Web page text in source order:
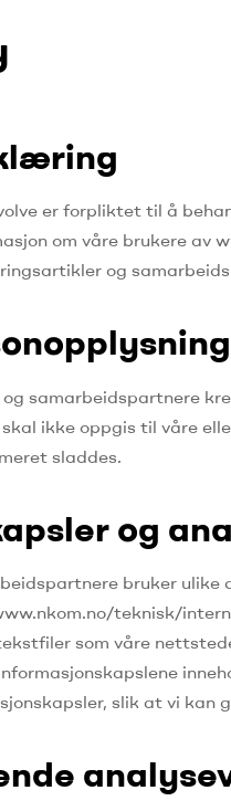
er forpliktet til å
om våre brukere av
og
samarbeidspartnere
ikke oppgis til våre
sladdes.
og
bruker ulike
teknisk/
som våre
slik at vi kan